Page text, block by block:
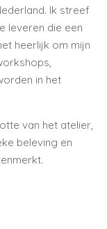
Ik streef
leveren die een
heerlijk om mijn
in het
van het atelier,
beleving en